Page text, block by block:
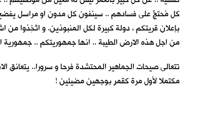
كل مُحتجٍّ على فسادهم .. سينفون كل مدون او مراسل
بإعلان قريتكم ، دولة كبيرة لكل المنبوذين. و اتَّخِذوا
من اجل هذه الارض الطيبة .. انها جمهوريتكم .. جمهورية
تتعالى صيحات الجماهير المحتشدة فرحا و سرورا..
مكتملا لأول مرة كقمرٍ بوجهين مضيئين !